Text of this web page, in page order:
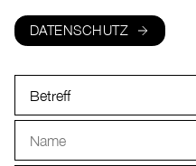
DATENSCHUTZ